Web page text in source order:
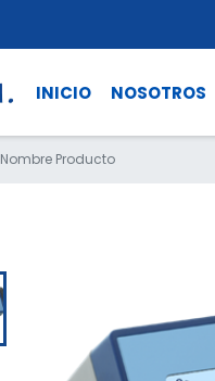
INICIO NOSOTROS
Nombre Producto